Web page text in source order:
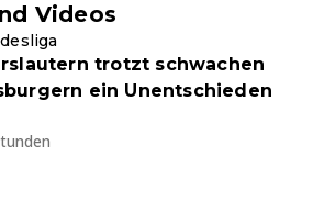
Videos
trotzt schwachen
ein Unentschieden